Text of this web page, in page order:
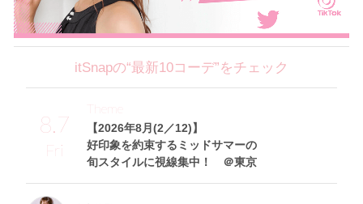
itSnapの“最新10コーデ”をチェック
8.7
Fri
【2026年8月(2／12)】
好印象を約束するミッドサマーの
旬スタイルに視線集中！ ＠東京
Theme